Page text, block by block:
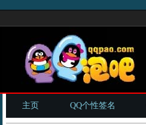
主页 QQ个性签名